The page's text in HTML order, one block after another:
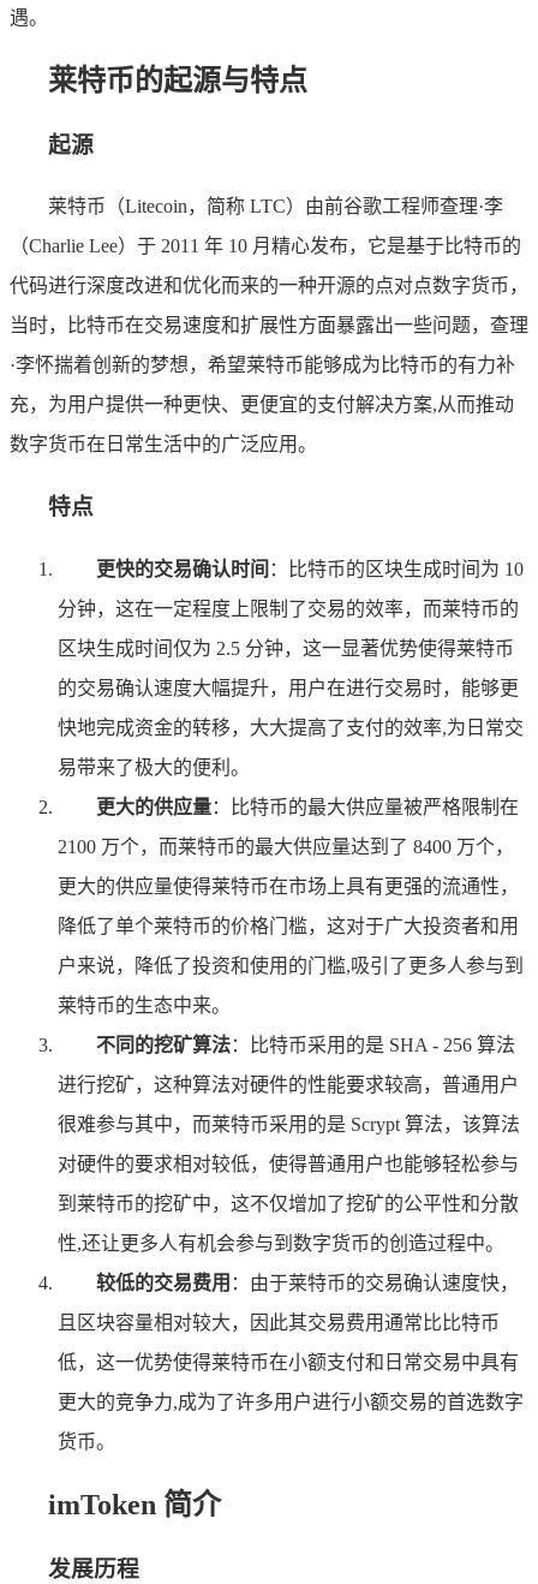
遇。
莱特币的起源与特点
起源
莱特币（Litecoin，简称 LTC）由前谷歌工程师查理·李
（Charlie Lee）于 2011 年 10 月精心发布，它是基于比特币的
代码进行深度改进和优化而来的一种开源的点对点数字货币，
当时，比特币在交易速度和扩展性方面暴露出一些问题，查理
·李怀揣着创新的梦想，希望莱特币能够成为比特币的有力补
充，为用户提供一种更快、更便宜的支付解决方案,从而推动
数字货币在日常生活中的广泛应用。
特点
更快的交易确认时间 ：比特币的区块生成时间为 10
分钟，这在一定程度上限制了交易的效率，而莱特币的
区块生成时间仅为 2.5 分钟，这一显著优势使得莱特币
的交易确认速度大幅提升，用户在进行交易时，能够更
快地完成资金的转移，大大提高了支付的效率,为日常交
易带来了极大的便利。
更大的供应量：比特币的最大供应量被严格限制在
2100 万个，而莱特币的最大供应量达到了 8400 万个，
更大的供应量使得莱特币在市场上具有更强的流通性，
降低了单个莱特币的价格门槛，这对于广大投资者和用
户来说，降低了投资和使用的门槛,吸引了更多人参与到
莱特币的生态中来。
不同的挖矿算法：比特币采用的是 SHA - 256 算法
进行挖矿，这种算法对硬件的性能要求较高，普通用户
很难参与其中，而莱特币采用的是 Scrypt 算法，该算法
对硬件的要求相对较低，使得普通用户也能够轻松参与
到莱特币的挖矿中，这不仅增加了挖矿的公平性和分散
性,还让更多人有机会参与到数字货币的创造过程中。
较低的交易费用 ：由于莱特币的交易确认速度快，
且区块容量相对较大，因此其交易费用通常比比特币
低，这一优势使得莱特币在小额支付和日常交易中具有
更大的竞争力,成为了许多用户进行小额交易的首选数字
货币。
imToken 简介
发展历程